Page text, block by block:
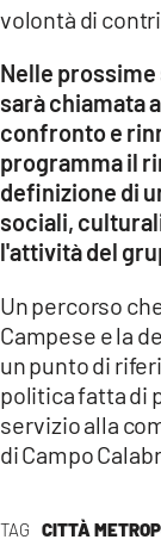
TAG CITTÀ
volontà di
Nelle
sarà chiamata
confronto e
programma il
definizione di
sociali,
l'attività del
Un percorso
Campese e la
un punto di
politica fatta di
servizio alla
di Campo